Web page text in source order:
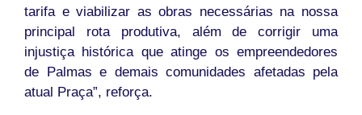
tarifa e viabilizar as obras necessárias na nossa
principal rota produtiva, além de corrigir uma
injustiça histórica que atinge os empreendedores
de Palmas e demais comunidades afetadas pela
atual Praça”, reforça.